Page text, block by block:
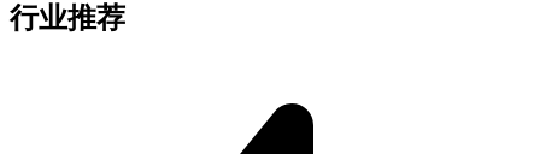
行业推荐